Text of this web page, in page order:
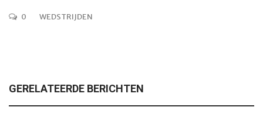
0 WEDSTRIJDEN
GERELATEERDE BERICHTEN